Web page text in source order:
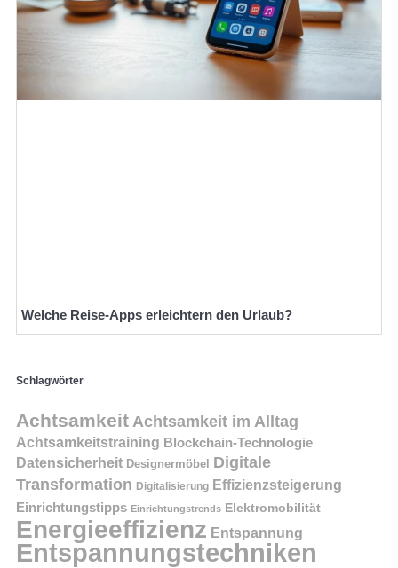
Welche Reise-Apps erleichtern den Urlaub?
Schlagwörter
Achtsamkeit Achtsamkeit im Alltag
Achtsamkeitstraining Blockchain-Technologie
Datensicherheit Designermöbel
Digitale
Transformation Digitalisierung Effizienzsteigerung
Einrichtungstipps Einrichtungstrends Elektromobilität
Energieeffizienz Entspannung
Entspannungstechniken